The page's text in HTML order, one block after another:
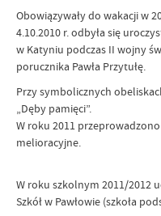
Obowiązywały do wakacji w
4.10.2010 r. odbyła się
w Katyniu podczas II wojny
porucznika Pawła Przytułę.
Przy symbolicznych
„Dęby pamięci”.
W roku 2011
melioracyjne.
W roku szkolnym 2011/2012
Szkół w Pawłowie (szkoła